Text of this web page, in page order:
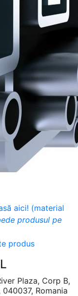
aici! (material
produsul pe
produs
Plaza, Corp B,
Romania